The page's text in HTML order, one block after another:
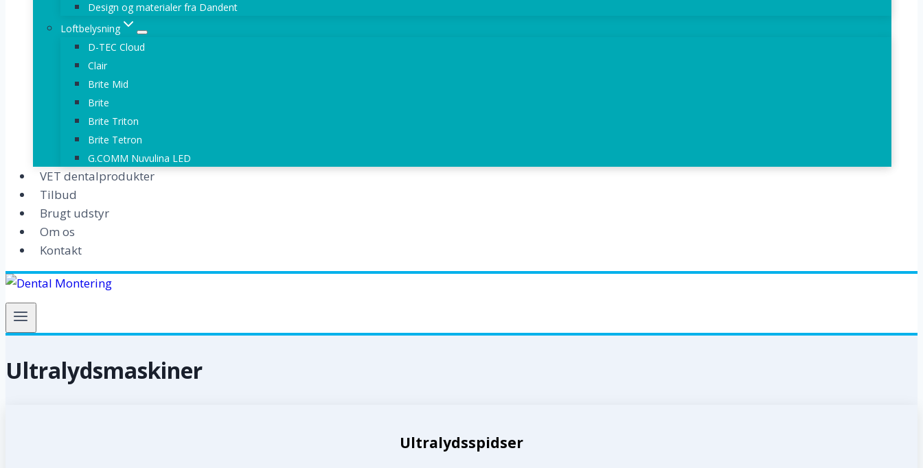
Design og materialer fra Dandent
Loftbelysning
D-TEC Cloud
Clair
Brite Mid
Brite
Brite Triton
Brite Tetron
G.COMM Nuvulina LED
VET dentalprodukter
Tilbud
Brugt udstyr
Om os
Kontakt
Ultralydsmaskiner
Ultralydsspidser